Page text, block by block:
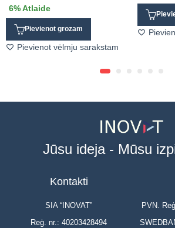
6% Atlaide
Pievienot grozam
Pievienot vēlmju sarakstam
Jūsu ideja - Mūsu
Kontakti
SIA “INOVAT”
Reģ. nr.: 40203428494
PVN.